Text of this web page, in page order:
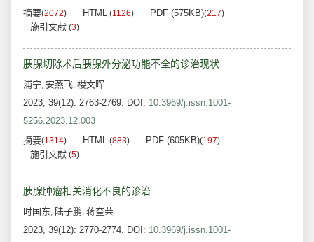
摘要(2072) HTML (1126) PDF (575KB)(217)
施引文献 (3)
胰腺切除术后胰腺外分泌功能不全的诊治现状
浦宁, 安燕飞, 楼文晖
2023, 39(12): 2763-2769. DOI: 10.3969/j.issn.1001-
5256.2023.12.003
摘要(1314) HTML (883) PDF (605KB)(197)
施引文献 (5)
胰腺肿瘤相关消化不良的诊治
时国东, 陆子鹏, 蒋奎荣
2023, 39(12): 2770-2774. DOI: 10.3969/j.issn.1001-